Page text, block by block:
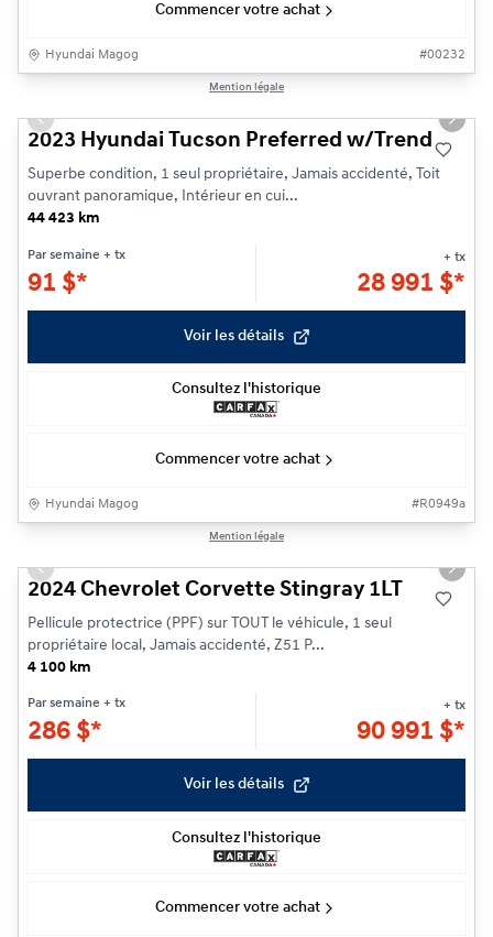
Commencer votre achat
Hyundai Magog #00232
Mention légale
Previous slide Next
2023 Hyundai Tucson Preferred w/Trend
Superbe condition, 1 seul propriétaire, Jamais accidenté, Toit
ouvrant panoramique, Intérieur en cui...
44 423 km
Par semaine + tx
91 $*
+ tx
28 991 $*
Voir les détails
Consultez l'historique
Commencer votre achat
Hyundai Magog #R0949a
Mention légale
Previous slide Next
2024 Chevrolet Corvette Stingray 1LT
Pellicule protectrice (PPF) sur TOUT le véhicule, 1 seul
propriétaire local, Jamais accidenté, Z51 P...
4 100 km
Par semaine + tx
286 $*
+ tx
90 991 $*
Voir les détails
Consultez l'historique
Commencer votre achat